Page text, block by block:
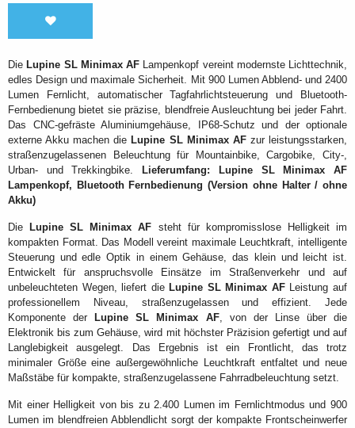
Die Lupine SL Minimax AF Lampenkopf vereint modernste Lichttechnik,
edles Design und maximale Sicherheit. Mit 900 Lumen Abblend- und 2400
Lumen Fernlicht, automatischer Tagfahrlichtsteuerung und Bluetooth-
Fernbedienung bietet sie präzise, blendfreie Ausleuchtung bei jeder Fahrt.
Das CNC-gefräste Aluminiumgehäuse, IP68-Schutz und der optionale
externe Akku machen die Lupine SL Minimax AFzur leistungsstarken,
straßenzugelassenen Beleuchtung für Mountainbike, Cargobike, City-,
Urban- und Trekkingbike.
Lieferumfang:
Lupine SL Minimax AF
Lampenkopf, Bluetooth Fernbedienung (Version ohne Halter / ohne
Akku)
Die Lupine SL Minimax AF steht für kompromisslose Helligkeit im
kompakten Format. Das Modell vereint maximale Leuchtkraft, intelligente
Steuerung und edle Optik in einem Gehäuse, das klein und leicht ist.
Entwickelt für anspruchsvolle Einsätze im Straßenverkehr und auf
unbeleuchteten Wegen, liefert die Lupine SL Minimax AFLeistung auf
professionellem Niveau, straßenzugelassen und effizient. Jede
Komponente der
Lupine SL Minimax AF, von der Linse über die
Elektronik bis zum Gehäuse, wird mit höchster Präzision gefertigt und auf
Langlebigkeit ausgelegt. Das Ergebnis ist ein Frontlicht, das trotz
minimaler Größe eine außergewöhnliche Leuchtkraft entfaltet und neue
Maßstäbe für kompakte, straßenzugelassene Fahrradbeleuchtung setzt.
Mit einer Helligkeit von bis zu 2.400 Lumen im Fernlichtmodus und 900
Lumen im blendfreien Abblendlicht sorgt der kompakte Frontscheinwerfer